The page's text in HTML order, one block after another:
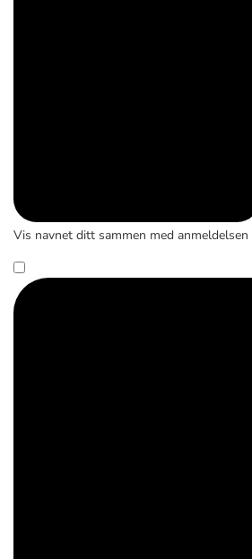
Vis navnet ditt sammen med anmeldelsen